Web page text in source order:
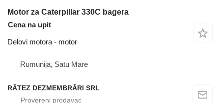
Motor za Caterpillar 330C bagera
Cena na upit
Delovi motora - motor
Rumunija, Satu Mare
RĂTEZ DEZMEMBRĂRI SRL